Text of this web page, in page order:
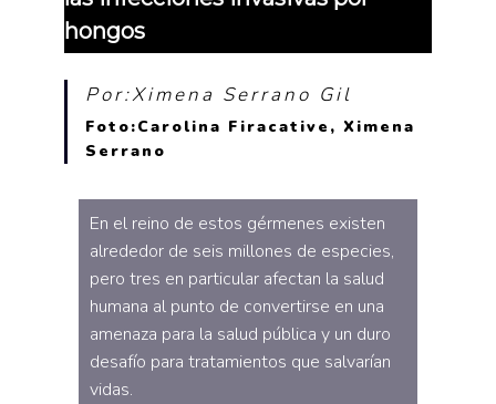
hongos
Por:Ximena Serrano Gil
Foto:Carolina Firacative, Ximena
Serrano
En el reino de estos gérmenes existen
alrededor de seis millones de especies,
pero tres en particular afectan la salud
humana al punto de convertirse en una
amenaza para la salud pública y un duro
desafío para tratamientos que salvarían
vidas.